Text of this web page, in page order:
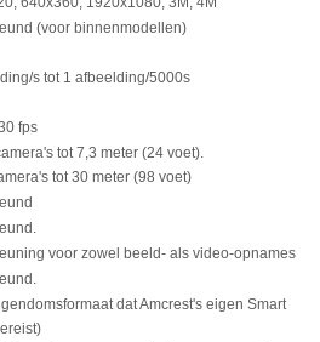
(voor binnenmodellen)
s tot 1 afbeelding/5000s
fps
tot 7,3 meter (24 voet).
tot 30 meter (98 voet)
voor zowel beeld- als video-opnames
dat Amcrest's eigen Smart